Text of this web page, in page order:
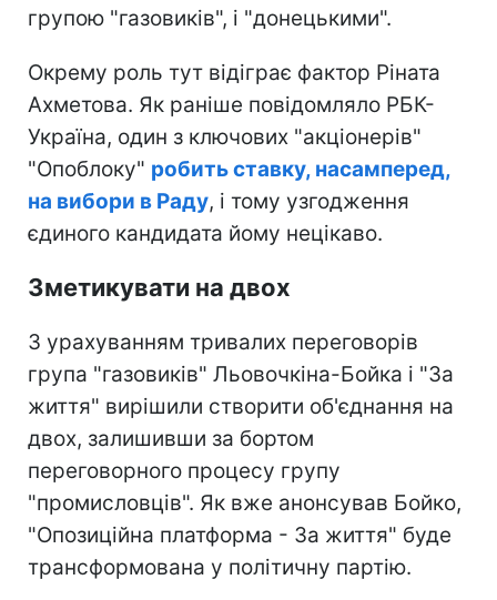
групою "газовиків", і "донецькими".
Окрему роль тут відіграє фактор Ріната
Ахметова. Як раніше повідомляло РБК-
Україна, один з ключових "акціонерів"
"Опоблоку" робить ставку, насамперед,
на вибори в Раду, і тому узгодження
єдиного кандидата йому нецікаво.
Зметикувати на двох
З урахуванням тривалих переговорів
група "газовиків" Льовочкіна-Бойка і "За
життя" вирішили створити об'єднання на
двох, залишивши за бортом
переговорного процесу групу
"промисловців". Як вже анонсував Бойко,
"Опозиційна платформа - За життя" буде
трансформована у політичну партію.